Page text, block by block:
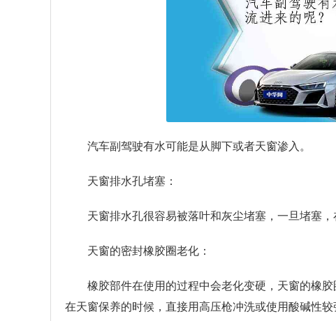
汽车副驾驶有水可能是从脚下或者天窗渗入。
天窗排水孔堵塞：
天窗排水孔很容易被落叶和灰尘堵塞，一旦堵塞
天窗的密封橡胶圈老化：
橡胶部件在使用的过程中会老化变硬，天窗的橡
在天窗保养的时候，直接用高压枪冲洗或使用酸碱性